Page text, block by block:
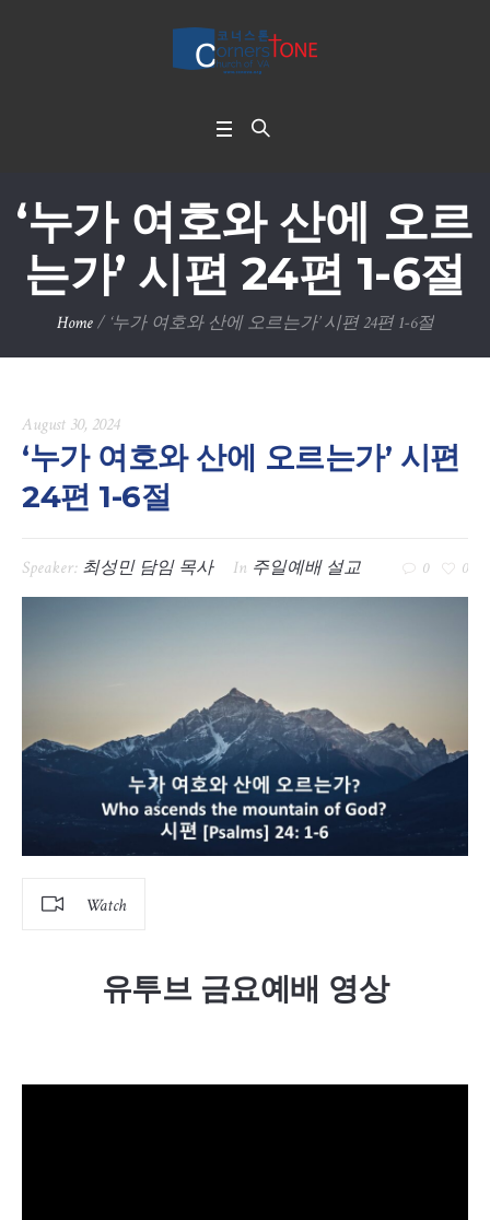
‘누가 여호와 산에 오르
는가’ 시편 24편 1-6절
Home / ‘누가 여호와 산에 오르는가’ 시편 24편 1-6절
August 30, 2024
‘누가 여호와 산에 오르는가’ 시편
24편 1-6절
Speaker: 최성민 담임 목사 In 주일예배 설교 0 0
Watch
유투브 금요예배 영상